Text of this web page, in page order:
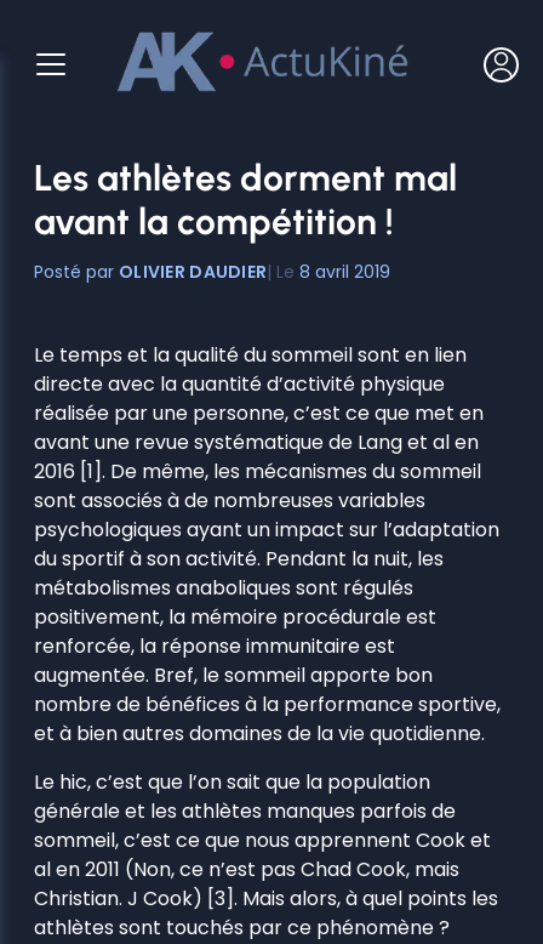
contenu
Les athlètes dorment mal
avant la compétition !
OLIVIER DAUDIER 8 avril 2019
Le temps et la qualité du sommeil sont en lien
directe avec la quantité d’activité physique
réalisée par une personne, c’est ce que met en
avant une revue systématique de Lang et al en
2016 [1]. De même, les mécanismes du sommeil
sont associés à de nombreuses variables
psychologiques ayant un impact sur l’adaptation
du sportif à son activité. Pendant la nuit, les
métabolismes anaboliques sont régulés
positivement, la mémoire procédurale est
renforcée, la réponse immunitaire est
augmentée. Bref, le sommeil apporte bon
nombre de bénéfices à la performance sportive,
et à bien autres domaines de la vie quotidienne.
Le hic, c’est que l’on sait que la population
générale et les athlètes manques parfois de
sommeil, c’est ce que nous apprennent Cook et
al en 2011 (Non, ce n’est pas Chad Cook, mais
Christian. J Cook) [3]. Mais alors, à quel points les
athlètes sont touchés par ce phénomène ?